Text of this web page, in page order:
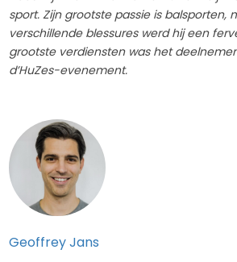
sport. Zijn grootste passie is balsporten,
verschillende blessures werd hij een
grootste verdiensten was het
d’HuZes-evenement.
Geoffrey Jans